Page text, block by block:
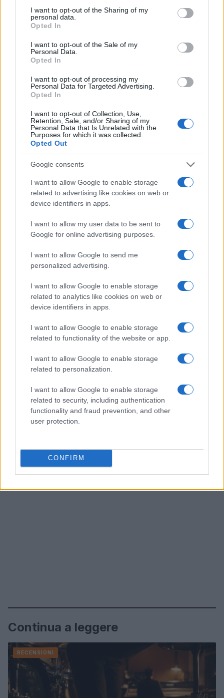
not limited to your visit or usage behaviour. You may click to
grant or deny consent to Google and its third-party tags to
use your data for below specified purposes in below Google
consent section.
I want to opt-out of the Sharing of my
personal data.
Opted In
I want to opt-out of the Sale of my
Personal Data.
Opted In
I want to opt-out of processing my
Personal Data for Targeted Advertising.
Opted In
I want to opt-out of Collection, Use,
Retention, Sale, and/or Sharing of my
Personal Data that Is Unrelated with the
Purposes for which it was collected.
Opted Out
Google consents
I want to allow Google to enable storage
related to advertising like cookies on web or
device identifiers in apps.
I want to allow my user data to be sent to
Google for online advertising purposes.
I want to allow Google to send me
personalized advertising.
I want to allow Google to enable storage
related to analytics like cookies on web or
device identifiers in apps.
I want to allow Google to enable storage
related to functionality of the website or app.
I want to allow Google to enable storage
related to personalization.
I want to allow Google to enable storage
related to security, including authentication
functionality and fraud prevention, and other
user protection.
CONFIRM
considerarla un’opinione personale più che uno
strumento critico.
Eccezioni, casi particolari e valore
pratico
Esistono generi o opere che sfidano le griglie,
come lavori fortemente sperimentali o performance
site-specific. In questi casi, la recensione credibile
esplicita l’eccezione, ridefinisce icriteri
e limita la
portata del giudizio. Anche ilgusto personale
spazio, purché sia separato dall’analisi: “mi
piace/non mi piace” non equivale a “funziona/non
funziona”. Per il lettore, la strategia più utile è
confrontare più recensioni e ascoltare campioni
dell’opera: le convergenze sugli aspetti descrittivi
(intonazione, mix, struttura) pesano più delle
divergenze di preferenza. Così la critica diventa
Letizia Fontana
seguito festival e tournée per oltre un
decennio collaborando con testate di settore;
tendenze dell industria musicale con orecchio
attento e taglio divulgativo.
Continua a leggere
RECENSIONI